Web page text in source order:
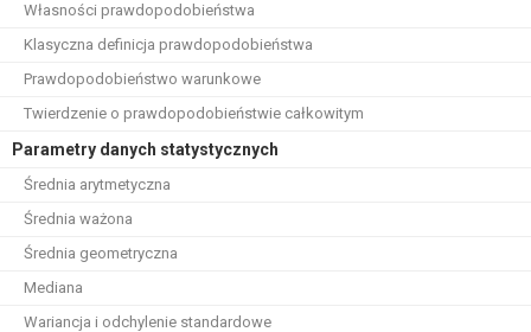
Własności prawdopodobieństwa
Klasyczna definicja prawdopodobieństwa
Prawdopodobieństwo warunkowe
Twierdzenie o prawdopodobieństwie całkowitym
Parametry danych statystycznych
Średnia arytmetyczna
Średnia ważona
Średnia geometryczna
Mediana
Wariancja i odchylenie standardowe